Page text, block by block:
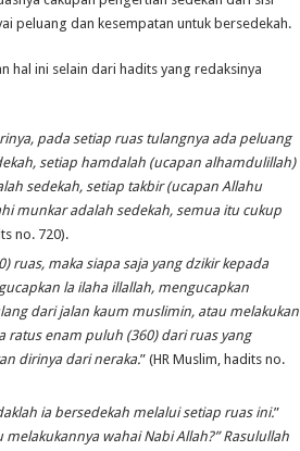
peluang dan kesempatan untuk bersedekah.
hal ini selain dari hadits yang redaksinya
pada setiap ruas tulangnya ada peluang
setiap hamdalah (ucapan alhamdulillah)
sedekah, setiap takbir (ucapan Allahu
munkar adalah sedekah, semua itu cukup
no. 720).
maka siapa saja yang dzikir kepada
la ilaha illallah, mengucapkan
dari jalan kaum muslimin, atau melakukan
ratus enam puluh (360) dari ruas yang
dirinya dari neraka.” (HR Muslim, hadits no.
ia bersedekah melalui setiap ruas ini.”
melakukannya wahaiNabi Allah?” Rasulullah